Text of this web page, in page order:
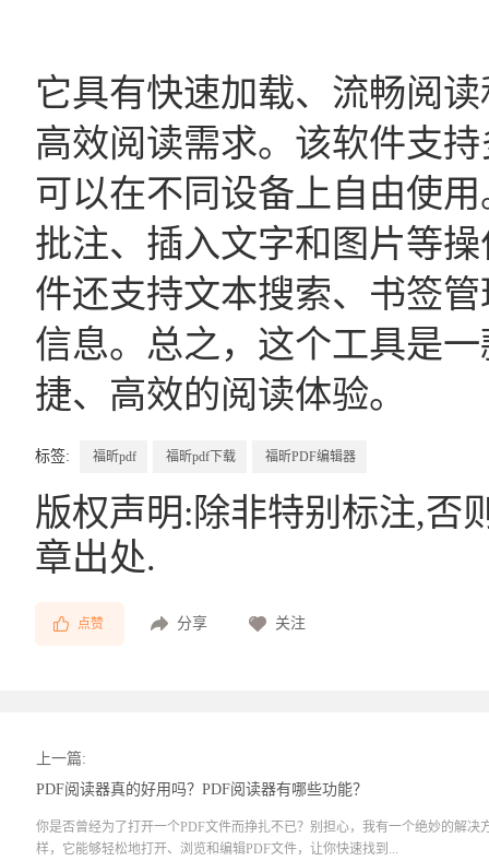
它具有快速加载、流畅阅
高效阅读需求。该软件支
可以在不同设备上自由使
批注、插入文字和图片等
件还支持文本搜索、书签
信息。总之，这个工具是
捷、高效的阅读体验。
标签: 福昕pdf 福昕pdf下载 福昕PDF编辑器
版权声明:除非特别标注,否
章出处.
点赞 分享 关注
上一篇:
PDF阅读器真的好用吗？PDF阅读器有哪些功能？
你是否曾经为了打开一个PDF文件而挣扎不已？别担心，我有一个绝妙的解决
样，它能够轻松地打开、浏览和编辑PDF文件，让你快速找到...